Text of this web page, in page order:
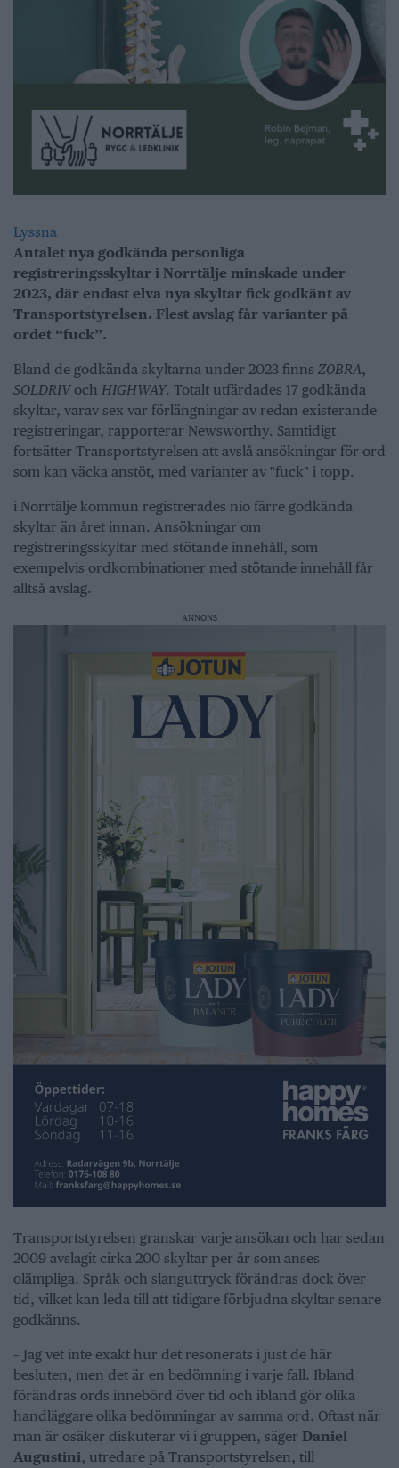
Lyssna
Antalet nya godkända personliga
registreringsskyltar i Norrtälje minskade under
2023, där endast elva nya skyltar fick godkänt av
Transportstyrelsen. Flest avslag får varianter på
ordet “fuck”.
Bland de godkända skyltarna under 2023 finns Z0BRA,
SOLDRIVoch HIGHWAY. Totalt utfärdades 17 godkända
skyltar, varav sex var förlängningar av redan existerande
registreringar, rapporterar Newsworthy. Samtidigt
fortsätter Transportstyrelsen att avslå ansökningar för ord
som kan väcka anstöt, med varianter av "fuck" i topp.
i Norrtälje kommun registrerades nio färre godkända
skyltar än året innan. Ansökningar om
registreringsskyltar med stötande innehåll, som
exempelvis ordkombinationer med stötande innehåll får
alltså avslag.
ANNONS
Transportstyrelsen granskar varje ansökan och har sedan
2009 avslagit cirka 200 skyltar per år som anses
olämpliga. Språk och slanguttryck förändras dock över
tid, vilket kan leda till att tidigare förbjudna skyltar senare
godkänns.
– Jag vet inte exakt hur det resonerats i just de här
besluten, men det är en bedömning i varje fall. Ibland
förändras ords innebörd över tid och ibland gör olika
handläggare olika bedömningar av samma ord. Oftast när
man är osäker diskuterar vi i gruppen, säger Daniel
Augustini, utredare på Transportstyrelsen, till